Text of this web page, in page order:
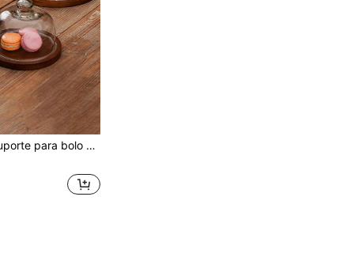
de servir, suporte para vegetais, suporte para exibição de frutas e lanches, para festa de aniversário em casa, casamento, decoração de mesa, presente de Natal